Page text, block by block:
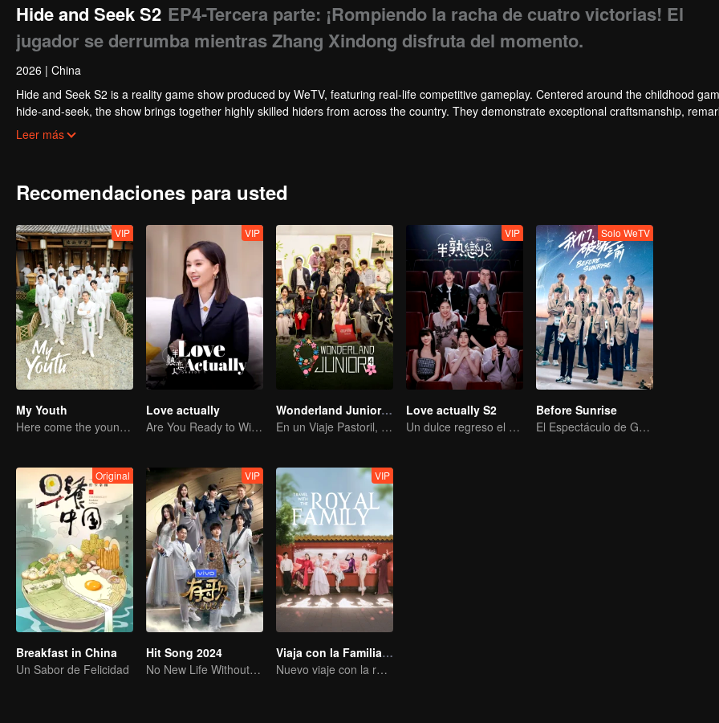
Hide and Seek S2 EP4-Tercera parte: ¡Rompiendo la racha de cuatro victorias! El
jugador se derrumba mientras Zhang Xindong disfruta del momento.
2026 | China
Hide and Seek S2 is a reality game show produced by WeTV, featuring real-life competitive gameplay. Centered around the childhood
hide-and-seek, the show brings together highly skilled hiders from across the country. They demonstrate exceptional craftsmanship,
physical abilities, and extraordinary mental agility, using all kinds of ingenious tactics to evade blanket searches by various hunter squads.
Leer más
Recomendaciones para usted
VIP
My Youth
Here come the young traditional culture fans!
VIP
Love actually
Are You Ready to Witness the Love that Is Yet to Bloom?
Wonderland Junior S4
En un Viaje Pastoril, Conoce el Mundo
VIP
Love actually S2
Un dulce regreso el 7 de febrero
Solo WeTV
Before Sunrise
El Espectáculo de Graduación de R1SE
Original
Breakfast in China
Un Sabor de Felicidad
VIP
Hit Song 2024
No New Life Without New Songs
VIP
Viaja con la Familia Real
Nuevo viaje con la reina y las concubinas